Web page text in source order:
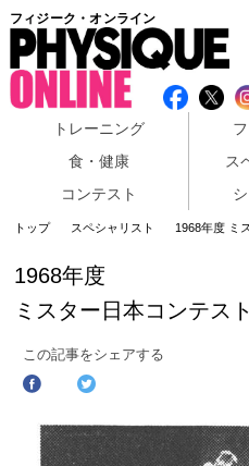
フィジーク・オンライン
トレーニング
食・健康
ス
コンテスト
トップ スペシャリスト 1968年度 ミ
1968年度
ミスター日本コンテ
この記事をシェアする